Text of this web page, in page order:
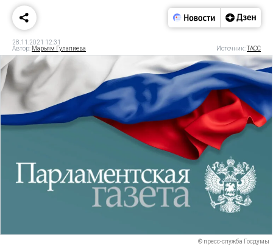
28.11.2021 12:31
Автор: Марьям Гулалиева Источник:ТАСС
© пресс-служба Госдумы